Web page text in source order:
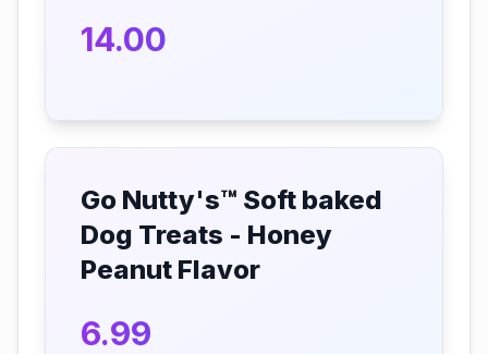
14.00
Go Nutty's™ Soft baked
Dog Treats - Honey
Peanut Flavor
6.99